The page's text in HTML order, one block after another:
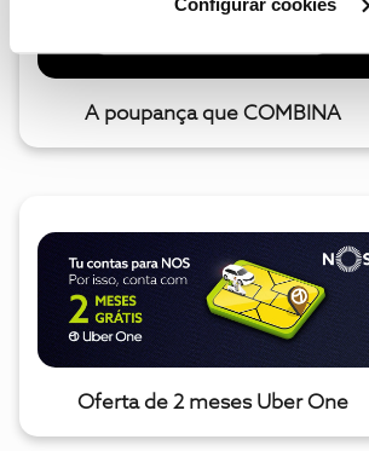
A poupança que COMBINA
Oferta de 2 meses Uber One